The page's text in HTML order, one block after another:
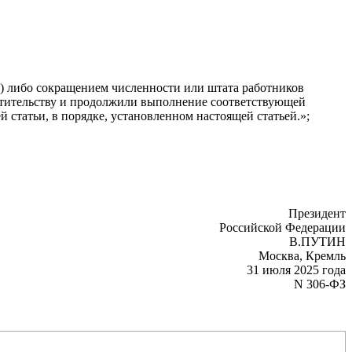
либо сокращением численности или штата работников
и продолжили выполнение соответствующей
в порядке, установленном настоящей статьей.»;
Президент
Российской Федерации
В.ПУТИН
Москва, Кремль
31 июля 2025 года
N 306-ФЗ